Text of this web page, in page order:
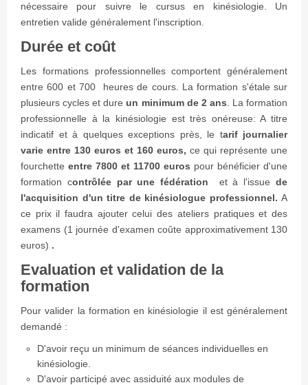
nécessaire pour suivre le cursus en kinésiologie. Un
entretien valide généralement l'inscription.
Durée et coût
Les formations professionnelles comportent généralement
entre 600 et 700 heures de cours. La formation s'étale sur
plusieurs cycles et dure un minimum de 2 ans . La formation
professionnelle à la kinésiologie est très onéreuse: A titre
indicatif et à quelques exceptions près, le tarif journalier
varie entre 130 euros et 160 euros, ce qui représente une
fourchette entre 7800 et 11700 euros pour bénéficier d'une
formation contrôlée par une fédération et à l'issuede
l'acquisition d'un titre de kinésiologue professionnel. A
ce prix il faudra ajouter celui des ateliers pratiques et des
examens (1 journée d'examen coûte approximativement 130
euros) .
Evaluation et validation de la
formation
Pour valider la formation en kinésiologie il est généralement
demandé :
D'avoir reçu un minimum de séances individuelles en
kinésiologie.
D'avoir participé avec assiduité aux modules de